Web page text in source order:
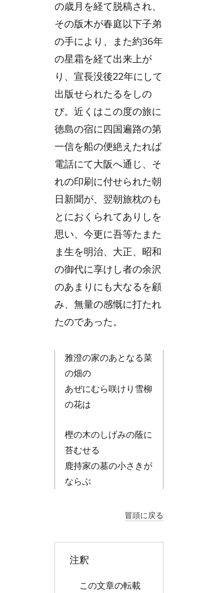
の歳月を経て脱稿され、
その版木が春庭以下子弟
の手により、また約36年
の星霜を経て出来上が
り、宣長没後22年にして
出版せられたるをしの
び。近くはこの度の旅に
徳島の宿に四国遍路の第
一信を船の便絶えたれば
電話にて大阪へ通じ、そ
れの印刷に付せられた朝
日新聞が、翌朝旅枕のも
とにおくられてありしを
思い、今更に吾等たまた
ま生を明治、大正、昭和
の御代に享けし者の余沢
のあまりにも大なるを顧
み、無量の感慨に打たれ
たのであった。
雅澄の家のあとなる菜
の畑の
あぜにむら咲けり雪柳
の花は
樫の木のしげみの蔭に
苔むせる
鹿持家の墓の小さきが
ならぶ
冒頭に戻る
注釈
この文章の転載